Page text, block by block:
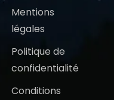
Mentions
légales
Politique de
confidentialité
Conditions